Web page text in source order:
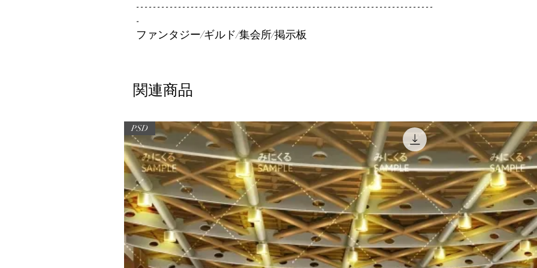
-----------------------------------------------------------------------
-
ファンタジー/ギルド/集会所/掲示板
関連商品
PSD